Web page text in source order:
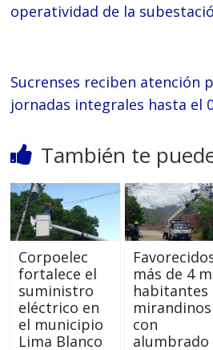
operatividad de la
Sucrenses reciben atención
jornadas integrales hasta el
También te
Corpoelec
fortalece el
suministro
eléctrico en
el municipio
Lima Blanco
más de 4
habitantes
mirandinos
con
alumbrado